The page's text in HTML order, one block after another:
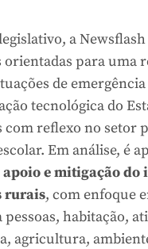
a
para uma
de
tecnológica do
com reflexo no setor
Em análise, é
apoio e mitigação do
rurais, com enfoque
pessoas, habitação,
agricultura,